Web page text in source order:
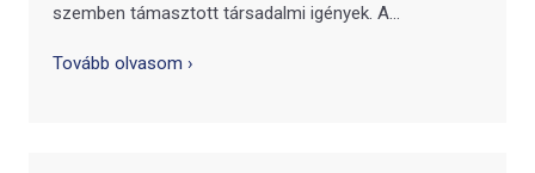
szemben támasztott társadalmi igények. A...
Tovább olvasom ›